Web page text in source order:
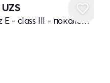
UZS
Mercedes-Benz E - class III - поколение W211